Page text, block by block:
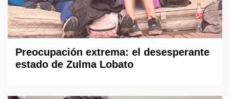
Preocupación extrema: el desesperante
estado de Zulma Lobato